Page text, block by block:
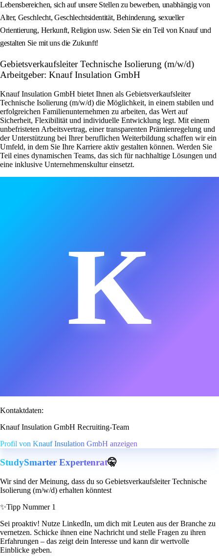
Lebensbereichen, sich auf unsere Stellen zu bewerben, unabhängig von
Alter, Geschlecht, Geschlechtsidentität, Behinderung, sexueller
Orientierung, Herkunft, Religion usw. Seien Sie ein Teil von Knauf und
gestalten Sie mit uns die Zukunft!
Gebietsverkaufsleiter Technische Isolierung (m/w/d)
Arbeitgeber: Knauf Insulation GmbH
Knauf Insulation GmbH bietet Ihnen als Gebietsverkaufsleiter
Technische Isolierung (m/w/d) die Möglichkeit, in einem stabilen und
erfolgreichen Familienunternehmen zu arbeiten, das Wert auf
Sicherheit, Flexibilität und individuelle Entwicklung legt. Mit einem
unbefristeten Arbeitsvertrag, einer transparenten Prämienregelung und
der Unterstützung bei Ihrer beruflichen Weiterbildung schaffen wir ein
Umfeld, in dem Sie Ihre Karriere aktiv gestalten können. Werden Sie
Teil eines dynamischen Teams, das sich für nachhaltige Lösungen und
eine inklusive Unternehmenskultur einsetzt.
K
Kontaktdaten:
Knauf Insulation GmbH Recruiting-Team
Profil von Knauf Insulation GmbH anzeigen
StudySmarter Expertenrat🤫
Wir sind der Meinung, dass du so Gebietsverkaufsleiter Technische
Isolierung (m/w/d) erhalten könntest
✨Tipp Nummer 1
Sei proaktiv! Nutze LinkedIn, um dich mit Leuten aus der Branche zu
vernetzen. Schicke ihnen eine Nachricht und stelle Fragen zu ihren
Erfahrungen – das zeigt dein Interesse und kann dir wertvolle
Einblicke geben.